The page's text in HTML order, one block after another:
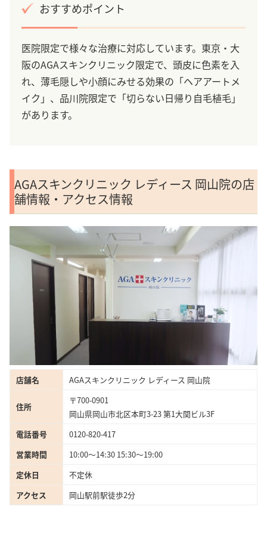
おすすめポイント
医院限定で様々な治療に対応しています。東京・大
阪のAGAスキンクリニック限定で、頭皮に色素を入
れ、薄毛隠しや小顔にみせる効果の「ヘアアートメ
イク」、品川院限定で「切らない日帰り自毛植毛」
があります。
AGAスキンクリニック レディース 岡山院の店
舗情報・アクセス情報
店舗名 AGAスキンクリニック レディース 岡山院
住所
〒700-0901
岡山県岡山市北区本町3-23 第1大関ビル3F
電話番号
0120-820-417
営業時間
10:00〜14:30 15:30〜19:00
定休日
不定休
アクセス
岡山駅前駅徒歩2分